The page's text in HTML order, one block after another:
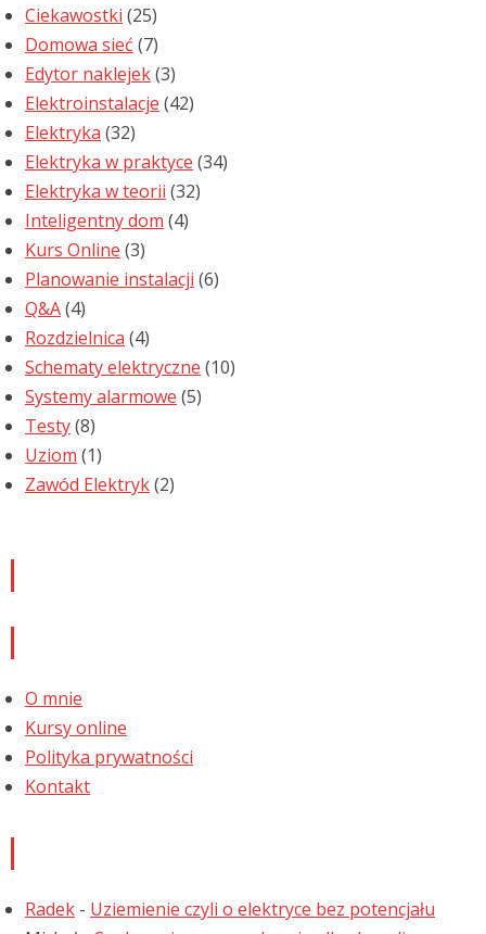
Ciekawostki (25)
Domowa sieć (7)
Edytor naklejek(3)
Elektroinstalacje (42)
Elektryka (32)
Elektryka w praktyce (34)
Elektryka w teorii (32)
Inteligentny dom (4)
Kurs Online (3)
Planowanie instalacji (6)
Q&A(4)
Rozdzielnica (4)
Schematy elektryczne (10)
Systemy alarmowe (5)
Testy(8)
Uziom (1)
Zawód Elektryk(2)
O mnie
Kursy online
Polityka prywatności
Kontakt
Radek - Uziemienie czyli o elektryce bez potencjału